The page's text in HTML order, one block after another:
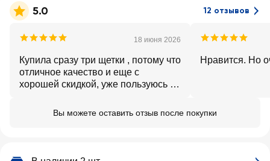
5.0 12 отзывов
18 июня 2026
Купила сразу три щетки , потому что
отличное качество и еще с
хорошей скидкой, уже пользуюсь ей
Нравится. Но
Вы можете оставить отзыв после покупки